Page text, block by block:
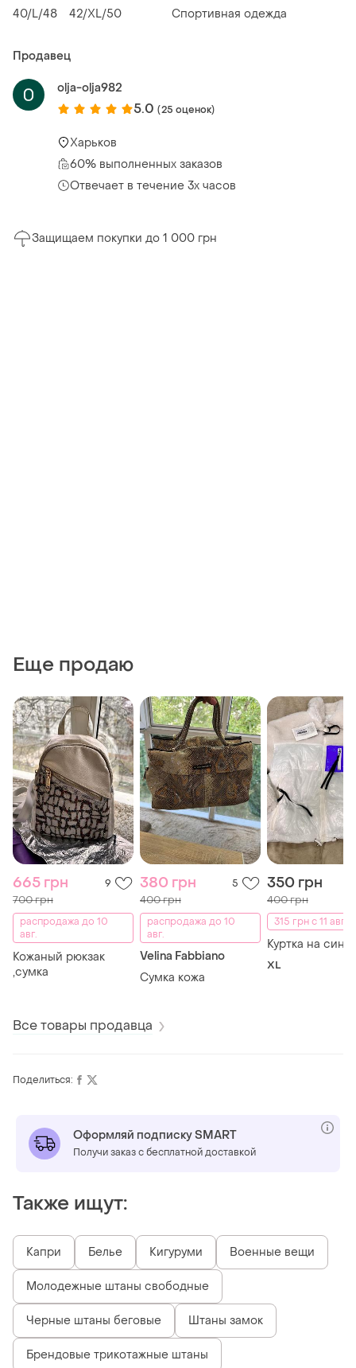
40/L/48
42/XL/50
Спортивная одежда
Продавец
olja-olja982
5.0 (25 оценок)
Харьков
60% выполненных заказов
Отвечает в течение 3х часов
Защищаем покупки до 1 000 грн
Еще продаю
665 грн 9
700 грн
распродажа до 10
авг.
Кожаный рюкзак
,сумка
380 грн 5
400 грн
распродажа до 10
авг.
Velina Fabbiano
Сумка кожа
350 грн
400 грн
315 грн с 11 авг.
Куртка на
XL
Все товары продавца
Поделиться:
Оформляй подписку SMART
Получи заказ с бесплатной доставкой
Также ищут:
Капри Белье Кигуруми Военные вещи
Молодежные штаны свободные
Черные штаны беговые Штаны замок
Брендовые трикотажные штаны